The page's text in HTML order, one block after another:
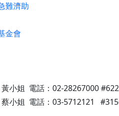
難濟助
金會
小姐 電話：02-28267000
小姐 電話：03-5712121